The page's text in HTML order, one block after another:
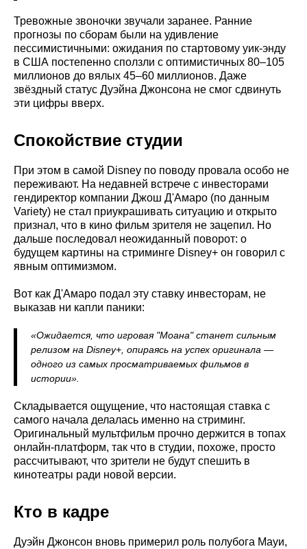
Тревожные звоночки звучали заранее. Ранние
прогнозы по сборам были на удивление
пессимистичными: ожидания по стартовому уик-энду
в США постепенно сползли с оптимистичных 80–105
миллионов до вялых 45–60 миллионов. Даже
звёздный статус Дуэйна Джонсона не смог сдвинуть
эти цифры вверх.
Спокойствие студии
При этом в самой Disney по поводу провала особо не
переживают. На недавней встрече с инвесторами
гендиректор компании Джош Д'Амаро (по данным
Variety) не стал приукрашивать ситуацию и открыто
признал, что в кино фильм зрителя не зацепил. Но
дальше последовал неожиданный поворот: о
будущем картины на стриминге Disney+ он говорил с
явным оптимизмом.
Вот как Д'Амаро подал эту ставку инвесторам, не
выказав ни капли паники:
«Ожидается, что игровая "Моана" станет сильным
релизом на Disney+, опираясь на успех оригинала —
одного из самых просматриваемых фильмов в
истории».
Складывается ощущение, что настоящая ставка с
самого начала делалась именно на стриминг.
Оригинальный мультфильм прочно держится в топах
онлайн-платформ, так что в студии, похоже, просто
рассчитывают, что зрители не будут спешить в
кинотеатры ради новой версии.
Кто в кадре
Дуэйн Джонсон вновь примерил роль полубога Мауи,